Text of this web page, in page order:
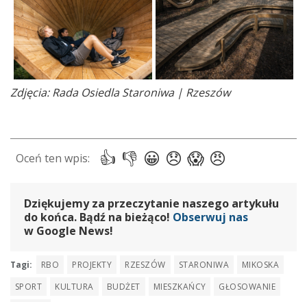
Zdjęcia: Rada Osiedla Staroniwa | Rzeszów
Dziękujemy za przeczytanie naszego artykułu
do końca. Bądź na bieżąco! Obserwuj nas
w Google News!
Tagi: RBO PROJEKTY RZESZÓW STARONIWA
MIKOSKA
SPORT
KULTURA BUDŻET MIESZKAŃCY
GŁOSOWANIE